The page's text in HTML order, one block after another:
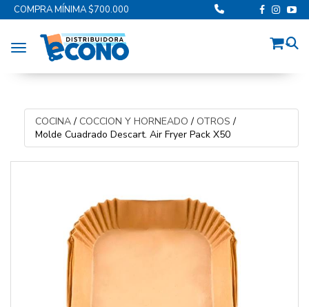
COMPRA MÍNIMA $700.000
Toggle navigation
COCINA/ COCCION Y HORNEADO / OTROS /
Molde Cuadrado Descart. Air Fryer Pack X50